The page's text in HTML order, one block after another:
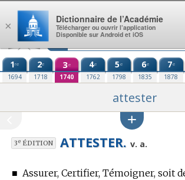
Aller au contenu
1re
1694
2e
1718
3e
1740
4e
1762
5e
1798
6e
1835
7e
1878
attester
3eÉDITION ATTESTER. v. a.
■ Assurer, Certifier, Témoigner, soit
×
Dictionnaire de l’Académie
Télécharger ou ouvrir l’application
Disponible sur Android et iOS